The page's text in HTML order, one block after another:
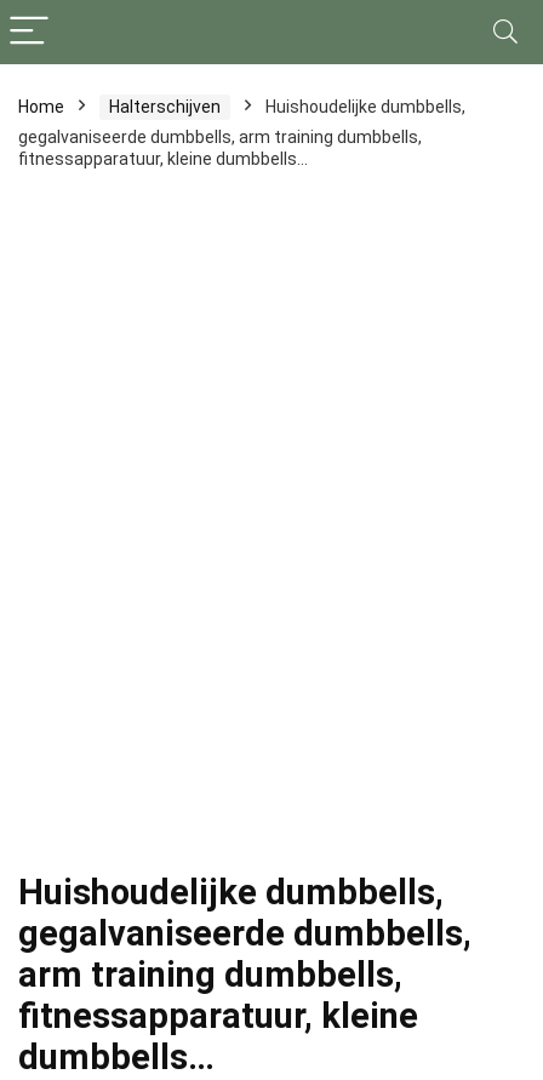
Home Halterschijven
Huishoudelijke dumbbells,
gegalvaniseerde dumbbells, arm training dumbbells,
fitnessapparatuur, kleine dumbbells…
Huishoudelijke dumbbells,
gegalvaniseerde dumbbells,
arm training dumbbells,
fitnessapparatuur, kleine
dumbbells…